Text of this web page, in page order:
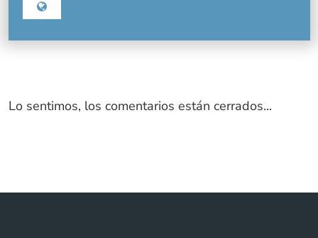
Lo sentimos, los comentarios están cerrados...